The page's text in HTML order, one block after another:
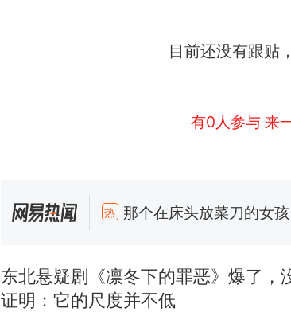
目前还没有跟贴
有0人参与 来
新
费大厨“全国小炒肉大王
应
参考消息）
笔试第一被第二名传话劝弃
东北悬疑剧《凛冬下的罪恶》爆了，
证明：它的尺度并不低